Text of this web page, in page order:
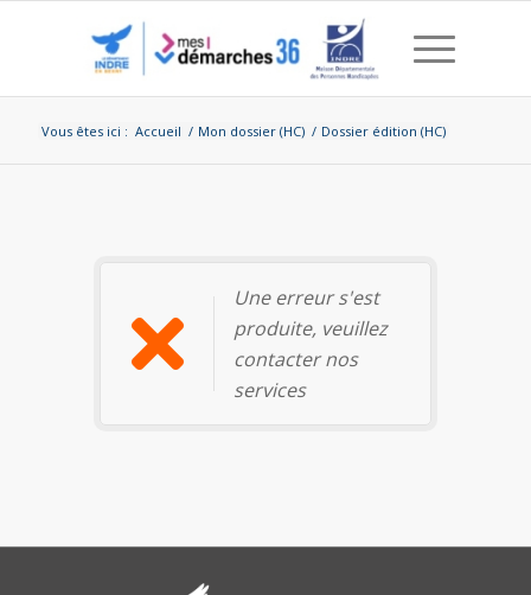
Vous êtes ici : Accueil / Mon dossier (HC) / Dossier édition (HC)
Une erreur s'est
produite, veuillez
contacter nos
services